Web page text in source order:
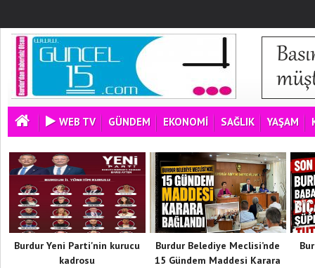
WEB TV GÜNDEM EKONOMİ SAĞLIK YAŞAM
Burdur Yeni Parti'nin kurucu
kadrosu
Burdur Belediye Meclisi’nde
15 Gündem Maddesi Karara